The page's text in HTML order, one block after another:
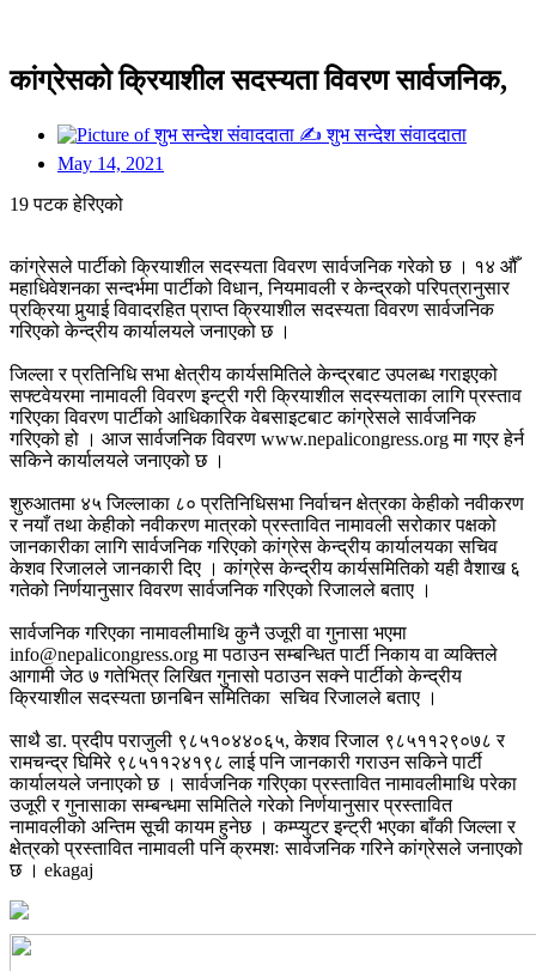
कांग्रेसको क्रियाशील सदस्यता विवरण सार्वजनिक,
✍ शुभ सन्देश संवाददाता
May 14, 2021
19 पटक हेरिएको
कांग्रेसले पार्टीको क्रियाशील सदस्यता विवरण सार्वजनिक गरेको छ । १४ औँ
महाधिवेशनका सन्दर्भमा पार्टीको विधान, नियमावली र केन्द्रको परिपत्रानुसार
प्रक्रिया पुर्‍याई विवादरहित प्राप्त क्रियाशील सदस्यता विवरण सार्वजनिक
गरिएको केन्द्रीय कार्यालयले जनाएको छ ।
जिल्ला र प्रतिनिधि सभा क्षेत्रीय कार्यसमितिले केन्द्रबाट उपलब्ध गराइएको
सफ्टवेयरमा नामावली विवरण इन्ट्री गरी क्रियाशील सदस्यताका लागि प्रस्ताव
गरिएका विवरण पार्टीको आधिकारिक वेबसाइटबाट कांग्रेसले सार्वजनिक
गरिएको हो । आज सार्वजनिक विवरण www.nepalicongress.org मा गएर हेर्न
सकिने कार्यालयले जनाएको छ ।
शुरुआतमा ४५ जिल्लाका ८० प्रतिनिधिसभा निर्वाचन क्षेत्रका केहीको नवीकरण
र नयाँ तथा केहीको नवीकरण मात्रको प्रस्तावित नामावली सरोकार पक्षको
जानकारीका लागि सार्वजनिक गरिएको कांग्रेस केन्द्रीय कार्यालयका सचिव
केशव रिजालले जानकारी दिए । कांग्रेस केन्द्रीय कार्यसमितिको यही वैशाख ६
गतेको निर्णयानुसार विवरण सार्वजनिक गरिएको रिजालले बताए ।
सार्वजनिक गरिएका नामावलीमाथि कुनै उजूरी वा गुनासा भएमा
info@nepalicongress.org मा पठाउन सम्बन्धित पार्टी निकाय वा व्यक्तिले
आगामी जेठ ७ गतेभित्र लिखित गुनासो पठाउन सक्ने पार्टीको केन्द्रीय
क्रियाशील सदस्यता छानबिन समितिका सचिव रिजालले बताए ।
साथै डा. प्रदीप पराजुली ९८५१०४४०६५, केशव रिजाल ९८५११२९०७८ र
रामचन्द्र घिमिरे ९८५११२४१९८ लाई पनि जानकारी गराउन सकिने पार्टी
कार्यालयले जनाएको छ । सार्वजनिक गरिएका प्रस्तावित नामावलीमाथि परेका
उजूरी र गुनासाका सम्बन्धमा समितिले गरेको निर्णयानुसार प्रस्तावित
नामावलीको अन्तिम सूची कायम हुनेछ । कम्प्युटर इन्ट्री भएका बाँकी जिल्ला र
क्षेत्रको प्रस्तावित नामावली पनि क्रमशः सार्वजनिक गरिने कांग्रेसले जनाएको
छ । ekagaj